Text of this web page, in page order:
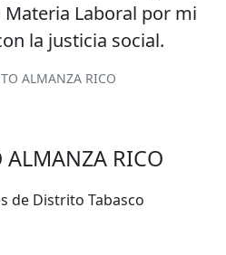
Materia Laboral por mi
la justicia social.
ALMANZA RICO
ALMANZA RICO
de Distrito Tabasco